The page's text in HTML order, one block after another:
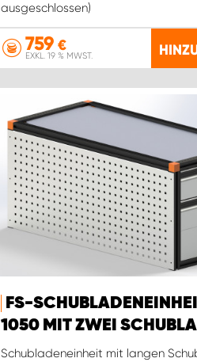
ausgeschlossen)
759 €
EXKL. 19 % MWST.
FS-
1050 MIT ZWEI
Schubladeneinheit mit langen